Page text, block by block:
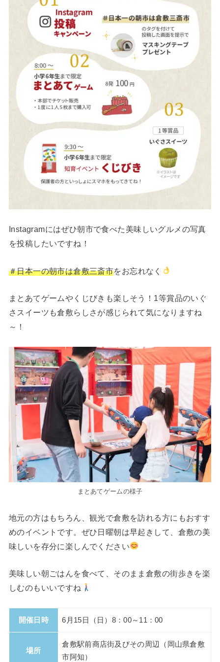
Instagramにはぜひ朝市で食べた美味しいグルメの写真
を投稿したいですね！
＃日本一の朝市は倉敷三斎市をお忘れなく
まとあてゲームやくじびきも楽しそう！1等賞品のいぐ
さスイーツも倉敷らしさが感じられて気になりますね
～！
まとあてゲームの様子
地元の方はもちろん、観光で倉敷を訪れる方にもおすす
めのイベントです。ぜひ日曜朝は早起きして、倉敷の美
味しいを存分に楽しんでください
美味しい朝ごはんを食べて、そのまま倉敷の街歩きを楽
しむのもいいですね
開催日時 6月15日（日）8：00～11：00
場所
倉敷駅前商店街及びその周辺（岡山県倉敷
市阿知）